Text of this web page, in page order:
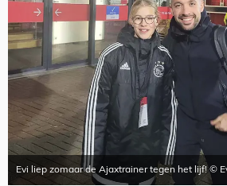
Evi liep zomaar de Ajaxtrainer tegen het lijf! ©